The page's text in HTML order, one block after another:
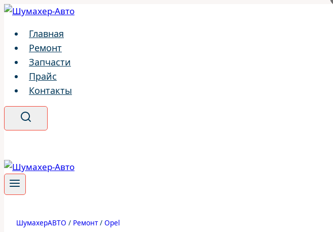
Перейти
содержимому
Главная
Ремонт
Запчасти
Прайс
Контакты
ШумахерАВТО / Ремонт/ Opel